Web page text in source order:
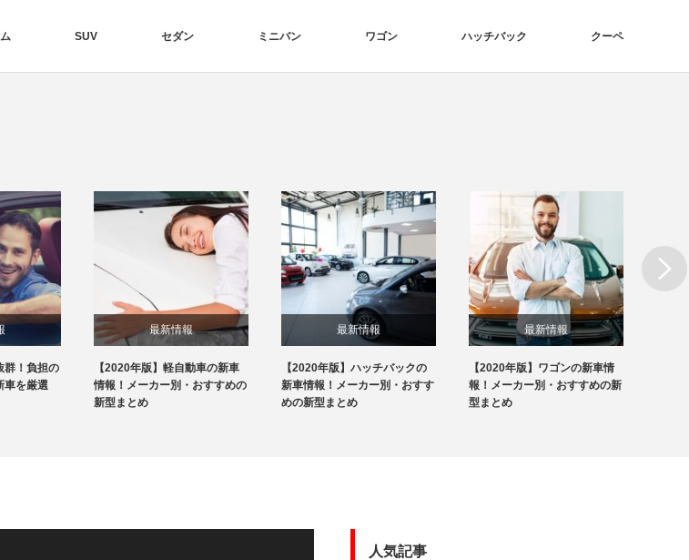
SUV セダン ミニバン ワゴン ハッチバック クーペ
群！負担の
車を厳選
最新情報
【2020年版】軽自動車の新車
情報！メーカー別・おすすめの
新型まとめ
最新情報
【2020年版】ハッチバックの
新車情報！メーカー別・おすす
めの新型まとめ
最新情報
【2020年版】ワゴンの新車情
報！メーカー別・おすすめの新
型まとめ
Next
人気記事